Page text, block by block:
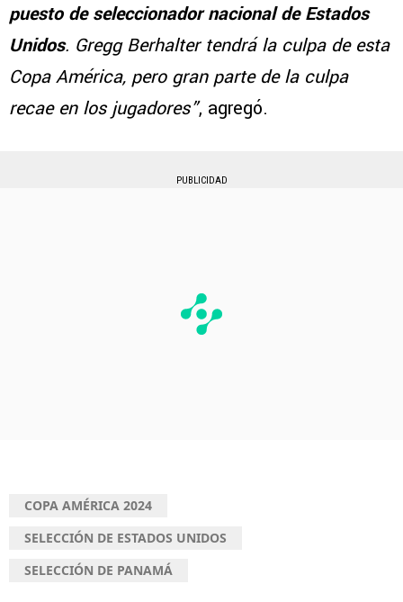
puesto de seleccionador nacional de Estados
Unidos. Gregg Berhalter tendrá la culpa de esta
Copa América, pero gran parte de la culpa
recae en los jugadores”, agregó.
PUBLICIDAD
COPA AMÉRICA 2024
SELECCIÓN DE ESTADOS UNIDOS
SELECCIÓN DE PANAMÁ